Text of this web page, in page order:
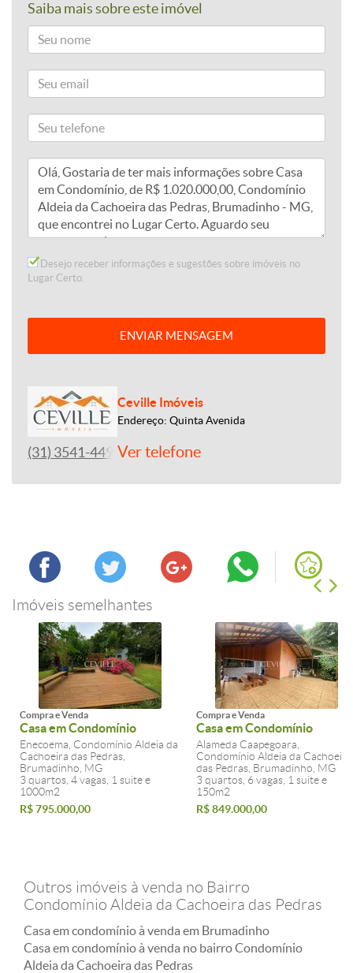
Saiba mais sobre este imóvel
Desejo receber informações e sugestões sobre imóveis no
Lugar Certo.
ENVIAR MENSAGEM
Ceville Imóveis
Endereço: Quinta Avenida
(31) 3541-4492Ver telefone
Imóveis semelhantes
Compra e Venda
Casa em Condomínio
Enecoema, Condomínio Aldeia da
Cachoeira das Pedras,
Brumadinho, MG
3 quartos, 4 vagas, 1 suite e
1000m2
R$ 795.000,00
Compra e Venda
Casa em Condomínio
Alameda Caapegoara,
Condomínio Aldeia da Cachoeira
das Pedras, Brumadinho, MG
3 quartos, 6 vagas, 1 suite e
150m2
R$ 849.000,00
Outros imóveis à venda no Bairro
Condomínio Aldeia da Cachoeira das Pedras
Casa em condomínio à venda em Brumadinho
Casa em condomínio à venda no bairro Condomínio
Aldeia da Cachoeira das Pedras